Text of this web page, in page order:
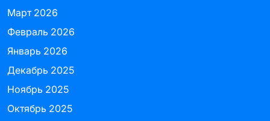
Март 2026
Февраль 2026
Январь 2026
Декабрь 2025
Ноябрь 2025
Октябрь 2025